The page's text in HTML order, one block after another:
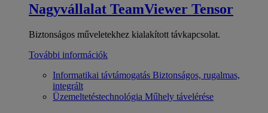
Nagyvállalat TeamViewer Tensor
Biztonságos műveletekhez kialakított távkapcsolat.
További információk
Informatikai távtámogatás Biztonságos, rugalmas,
integrált
Üzemeltetéstechnológia Műhely távelérése